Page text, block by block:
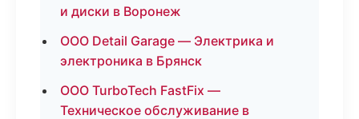
и диски в Воронеж
ООО Detail Garage — Электрика и
электроника в Брянск
ООО TurboTech FastFix —
Техническое обслуживание в